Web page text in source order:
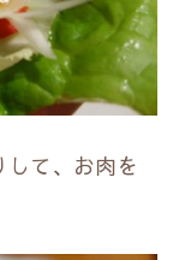
て、お肉を